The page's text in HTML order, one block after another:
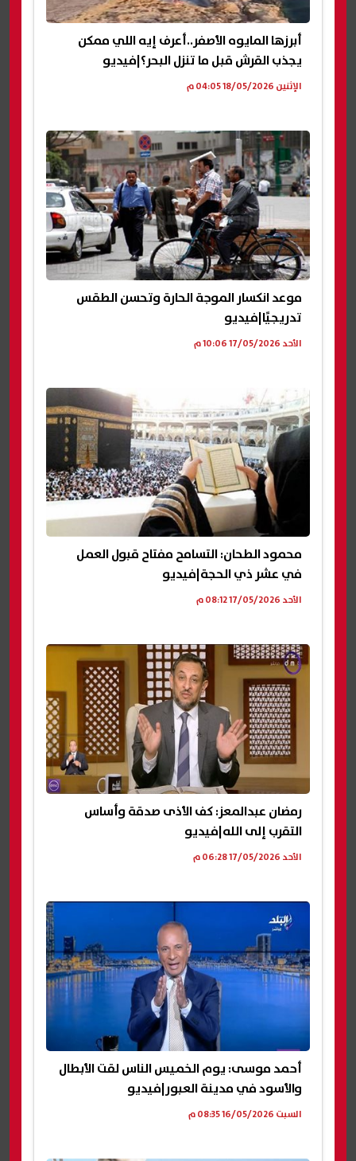
أبرزها المايوه الأصفر..أعرف إيه اللي ممكن
يجذب القرش قبل ما تنزل البحر؟|فيديو
الإثنين 18/05/2026 04:05 م
موعد انكسار الموجة الحارة وتحسن الطقس
تدريجيًا|فيديو
الأحد 17/05/2026 10:06 م
محمود الطحان: التسامح مفتاح قبول العمل
في عشر ذي الحجة|فيديو
الأحد 17/05/2026 08:12 م
رمضان عبدالمعز: كف الأذى صدقة وأساس
التقرب إلى الله|فيديو
الأحد 17/05/2026 06:28 م
أحمد موسى: يوم الخميس الناس لقت الأبطال
والأسود في مدينة العبور|فيديو
السبت 16/05/2026 08:35 م